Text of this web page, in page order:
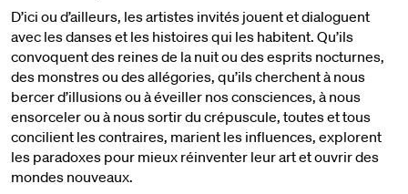
D’ici ou d’ailleurs, les artistes invités jouent et dialoguent
avec les danses et les histoires qui les habitent. Qu’ils
convoquent des reines de la nuit ou des esprits nocturnes,
des monstres ou des allégories, qu’ils cherchent à nous
bercer d’illusions ou à éveiller nos consciences, à nous
ensorceler ou à nous sortir du crépuscule, toutes et tous
concilient les contraires, marient les influences, explorent
les paradoxes pour mieux réinventer leur art et ouvrir des
mondes nouveaux.